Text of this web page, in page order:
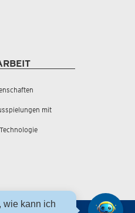
mit
wie kann ich